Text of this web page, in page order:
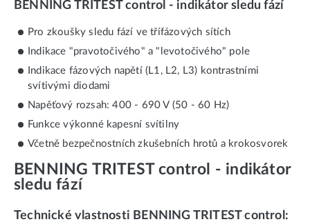
BENNING TRITEST control - indikátor sledu fází
Pro zkoušky sledu fází ve třífázových sítích
Indikace "pravotočivého" a "levotočivého" pole
Indikace fázových napětí (L1, L2, L3) kontrastními
svítivými diodami
Napěťový rozsah: 400 - 690 V (50 - 60 Hz)
Funkce výkonné kapesní svítilny
Včetně bezpečnostních zkušebních hrotů a krokosvorek
BENNING TRITEST control - indikátor
sledu fází
Technické vlastnosti BENNING TRITEST control: